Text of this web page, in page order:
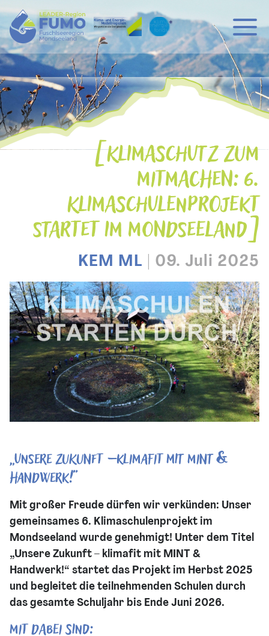
Hauptnavigation
Zum Inhalt
KLIMASCHUTZ ZUM
MITMACHEN: 6.
KLIMASCHULENPROJEKT
STARTET IM MONDSEELAND
KEM ML 09. Juli 2025
„Unsere Zukunft – klimafit mit MINT &
Handwerk!“
Mit großer Freude dürfen wir verkünden: Unser
gemeinsames 6. Klimaschulenprojekt im
Mondseeland wurde genehmigt! Unter dem Titel
„Unsere Zukunft – klimafit mit MINT &
Handwerk!“ startet das Projekt im Herbst 2025
und begleitet die teilnehmenden Schulen durch
das gesamte Schuljahr bis Ende Juni 2026.
Mit dabei sind: